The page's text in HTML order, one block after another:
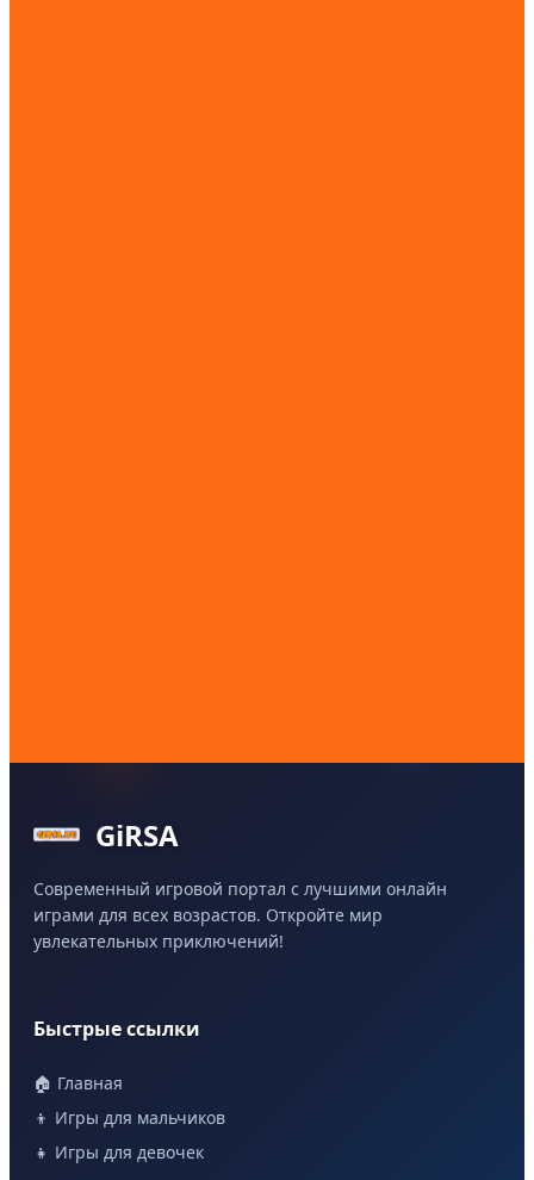
GiRSA
Современный игровой портал с лучшими онлайн
играми для всех возрастов. Откройте мир
увлекательных приключений!
Быстрые ссылки
🏠 Главная
👦 Игры для мальчиков
👧 Игры для девочек